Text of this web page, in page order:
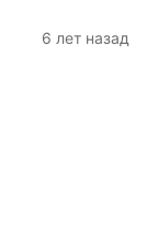
6 лет назад